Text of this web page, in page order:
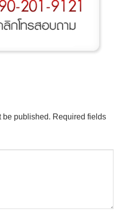
be published. Required fields